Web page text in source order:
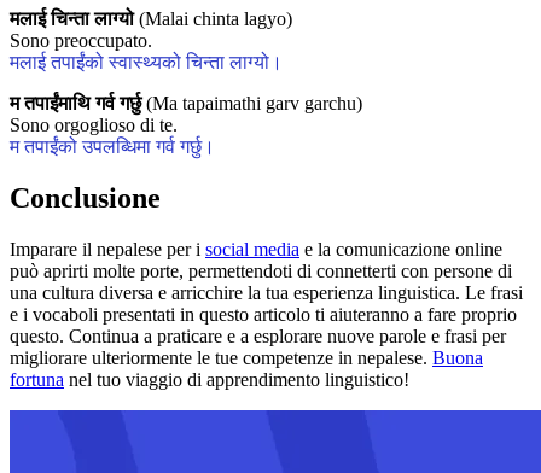
मलाई चिन्ता लाग्यो(Malai chinta lagyo)
Sono preoccupato.
मलाई तपाईंको स्वास्थ्यको चिन्ता लाग्यो।
म तपाईंमाथि गर्व गर्छु(Ma tapaimathi garv garchu)
Sono orgoglioso di te.
म तपाईंको उपलब्धिमा गर्व गर्छु।
Conclusione
Imparare il nepalese per i social media e la comunicazione online
può aprirti molte porte, permettendoti di connetterti con persone di
una cultura diversa e arricchire la tua esperienza linguistica. Le frasi
e i vocaboli presentati in questo articolo ti aiuteranno a fare proprio
questo. Continua a praticare e a esplorare nuove parole e frasi per
migliorare ulteriormente le tue competenze in nepalese. Buona
fortuna nel tuo viaggio di apprendimento linguistico!